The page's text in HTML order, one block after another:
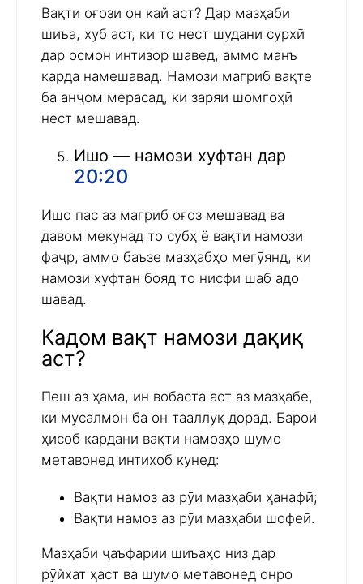
Вақти оғози он кай аст? Дар мазҳаби
шиъа, хуб аст, ки то нест шудани сурхӣ
дар осмон интизор шавед, аммо манъ
карда намешавад. Намози магриб вақте
ба анҷом мерасад, ки заряи шомгоҳӣ
нест мешавад.
Ишо — намози хуфтан дар
20:20
Ишо пас аз магриб оғоз мешавад ва
давом мекунад то субҳ ё вақти намози
фаҷр, аммо баъзе мазҳабҳо мегӯянд, ки
намози хуфтан бояд то нисфи шаб адо
шавад.
Кадом вақт намози дақиқ
аст?
Пеш аз ҳама, ин вобаста аст аз мазҳабе,
ки мусалмон ба он тааллуқ дорад. Барои
ҳисоб кардани вақти намозҳо шумо
метавонед интихоб кунед:
Вақти намоз аз рӯи мазҳаби ҳанафӣ;
Вақти намоз аз рӯи мазҳаби шофеӣ.
Мазҳаби ҷаъфарии шиъаҳо низ дар
рӯйхат ҳаст ва шумо метавонед онро